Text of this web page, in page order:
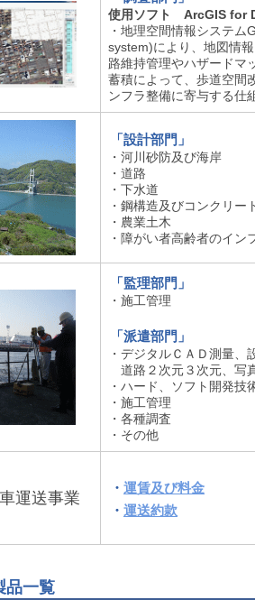
使用ソフト ArcGIS for
・地理空間情報システ
system)により、地図情
路維持管理やハザードマ
蓄積によって、歩道空間
ンフラ整備に寄与する仕
「設計部門」
・河川砂防及び海岸
・道路
・下水道
・鋼構造及びコンクリー
・農業土木
・障がい者高齢者のイン
「監理部門」
・施工管理
「派遣部門」
・デジタルＣＡＤ測量、
道路２次元３次元、写
・ハード、ソフト開発技
・施工管理
・各種調査
・その他
運送事業
・ 運賃及び料金
・ 運送約款
一覧